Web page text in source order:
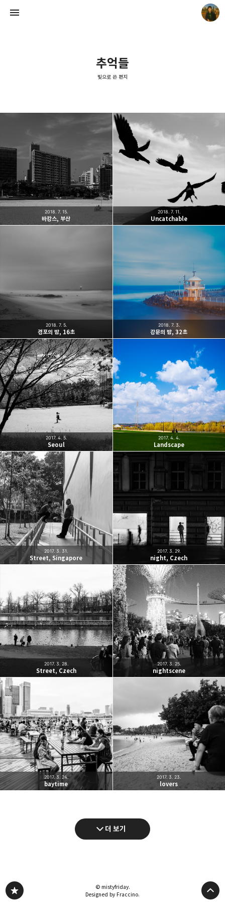
추억들
빛으로 쓴 편지
바캉스, 부산
2018. 7. 15.
Uncatchable
2018. 7. 11.
경포의 밤, 16초
2018. 7. 5.
강문의 밤, 32초
2018. 7. 3.
Seoul
2017. 4. 5.
Landscape
2017. 4. 4.
Street, Singapore
2017. 3. 31.
night, Czech
2017. 3. 29.
Street, Czech
2017. 3. 28.
nightscene
2017. 3. 25.
baytime
2017. 3. 24.
lovers
2017. 3. 23.
더 보기
빛으로 쓴 편지
mistyfriday
© mistyfriday.
Designed by Fraccino.